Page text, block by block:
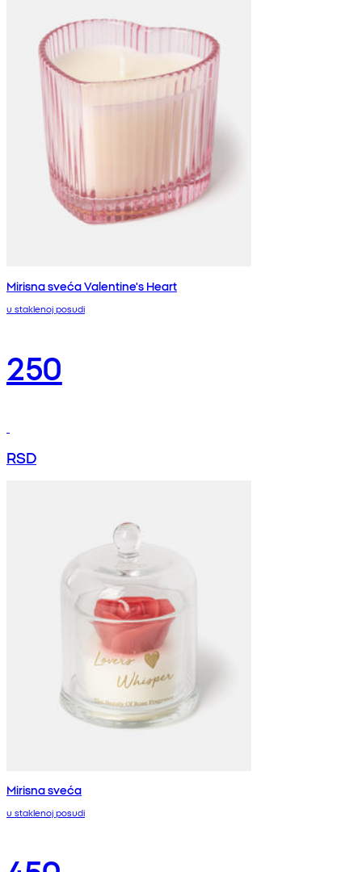
Mirisna sveća Valentine's Heart
u staklenoj posudi
250
RSD
Mirisna sveća
u staklenoj posudi